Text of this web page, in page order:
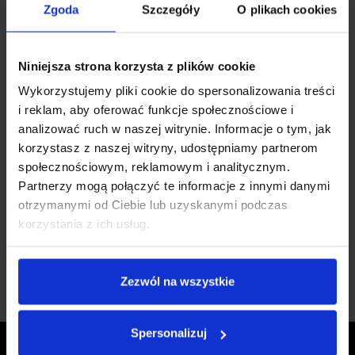
Zgoda Szczegóły O plikach cookies
Niniejsza strona korzysta z plików cookie
Wykorzystujemy pliki cookie do spersonalizowania treści
i reklam, aby oferować funkcje społecznościowe i
analizować ruch w naszej witrynie. Informacje o tym, jak
korzystasz z naszej witryny, udostępniamy partnerom
społecznościowym, reklamowym i analitycznym.
Partnerzy mogą połączyć te informacje z innymi danymi
otrzymanymi od Ciebie lub uzyskanymi podczas
korzystania z ich usług.
Zezwól na wszystkie
Spersonalizuj